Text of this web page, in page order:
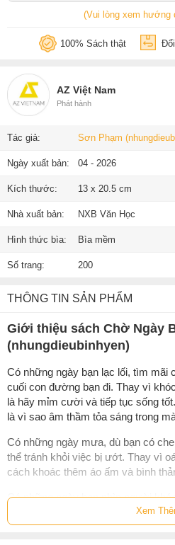
(Vui lòng xem hướng
100% Sách thật
AZ Việt Nam
Phát hành
Tác giả: Sơn Phạm
Ngày xuất bản: 04 - 2026
Kích thước: 13 x 20.5 cm
Nhà xuất bản: NXB Văn Học
Hình thức bìa: Bìa mềm
Số trang: 200
THÔNG TIN SẢN PHẨM
Giới thiệu sách Chờ Ngày
(nhungdieubinhyen)
Có những ngày bạn lạc lối, tìm mãi
cuối con đường bạn đi. Thay vì
là hãy mỉm cười và tiếp tục sống
là vì sao âm thầm tỏa sáng trong
Có những ngày mưa, dù bạn có
thể tránh khỏi việc bị ướt. Thay vì
cách khoác thêm áo ấm và bình
Có những ngày bạn nhìn người
mơ ước, rồi nhìn lại bản thân tự hỏi
rực rỡ thì sao?”. Thay vì đứng bên
Xem